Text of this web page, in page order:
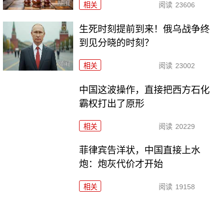
相关 阅读 23606
生死时刻提前到来！俄乌战争终
到见分晓的时刻？
相关 阅读 23002
中国这波操作，直接把西方石化
霸权打出了原形
相关 阅读 20229
菲律宾告洋状，中国直接上水
炮：炮灰代价才开始
相关 阅读 19158